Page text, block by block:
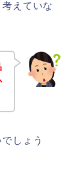
えていな
しょう